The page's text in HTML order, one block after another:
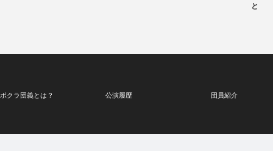
と
ボクラ団義とは？ 公演履歴 団員紹介